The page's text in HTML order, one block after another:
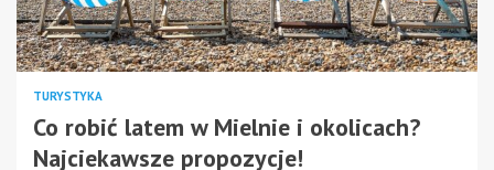
TURYSTYKA
Co robić latem w Mielnie i okolicach?
Najciekawsze propozycje!